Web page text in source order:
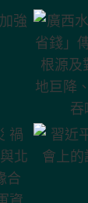
傳
深
美
與
習
週